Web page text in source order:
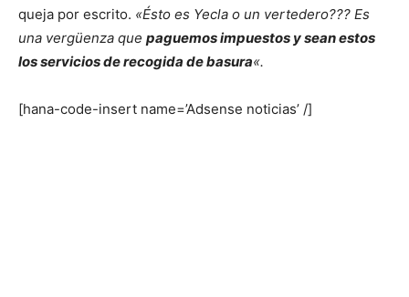
queja por escrito. «Ésto es Yecla o un vertedero??? Es
una vergüenza que paguemos impuestos y sean estos
los servicios de recogida de basura«.
[hana-code-insert name=’Adsense noticias’ /]